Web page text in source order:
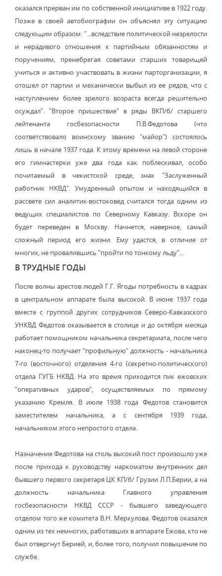
оказался прерван им по собственной инициативе в 1922 году.
Позже в своей автобиографии он объяснял эту ситуацию
следующим образом: "...вследствие политической незрелости
и нерадивого отношения к партийным обязанностям и
поручениям, пренебрегая советами старших товарищей
учиться и активно участвовать в жизни парторганизации, я
отошел от партии и механически выбыл из ее рядов, что с
наступлением более зрелого возраста всегда решительно
осуждал". "Второе пришествие" в ряды ВКП/б/ старшего
лейтенанта госбезопасности П.В.Федотова (что
соответствовало воинскому званию "майор") состоялось
лишь в начале 1937 года. К этому времени на левой стороне
его гимнастерки уже два года как поблескивал, особо
почитаемый в чекистской среде, знак "Заслуженный
работник НКВД". Умудренный опытом и находящийся в
рассвете сил аналитик-востоковед считался тогда одним из
ведущих специалистов по Северному Кавказу. Вскоре он
будет переведен в Москву. Начнется, наверное, самый
сложный период его жизни. Ему удастся, в отличие от
многих, не провалившись "пройти по тонкому льду"...
В ТРУДНЫЕ ГОДЫ
После волны арестов людей Г.Г. Ягоды потребность в кадрах
в центральном аппарате была высокой. В июне 1937 года
вместе с группой других сотрудников Северо-Кавказского
УНКВД Федотов оказывается в столице и до октября месяца
работает помощником начальника секретариата, после чего
наконец-то получает "профильную" должность - начальника
7-го (восточного) отделения 4-го (секретно-политического)
отдела ГУГБ НКВД. На это время приходится пик ежовских
"оперативных ударов", осуществляемых по прямому
указанию Кремля. В июле 1938 года Федотов становится
заместителем начальника, а с сентября 1939 года,
начальником этого непростого отдела.
Назначение Федотова на столь высокий пост произошло уже
после прихода к руководству наркоматом внутренних дел
бывшего первого секретаря ЦК КП/б/ Грузии Л.П.Берии, а на
должность начальника Главного управления
госбезопасности НКВД СССР - бывшего заведующего
отделом того же комитета В.Н. Меркулова. Федотов оказался
одним из тех немногих, работавших в аппарате Ежова, кто не
был отвергнут Берией, и, более того, получил повышение по
службе.